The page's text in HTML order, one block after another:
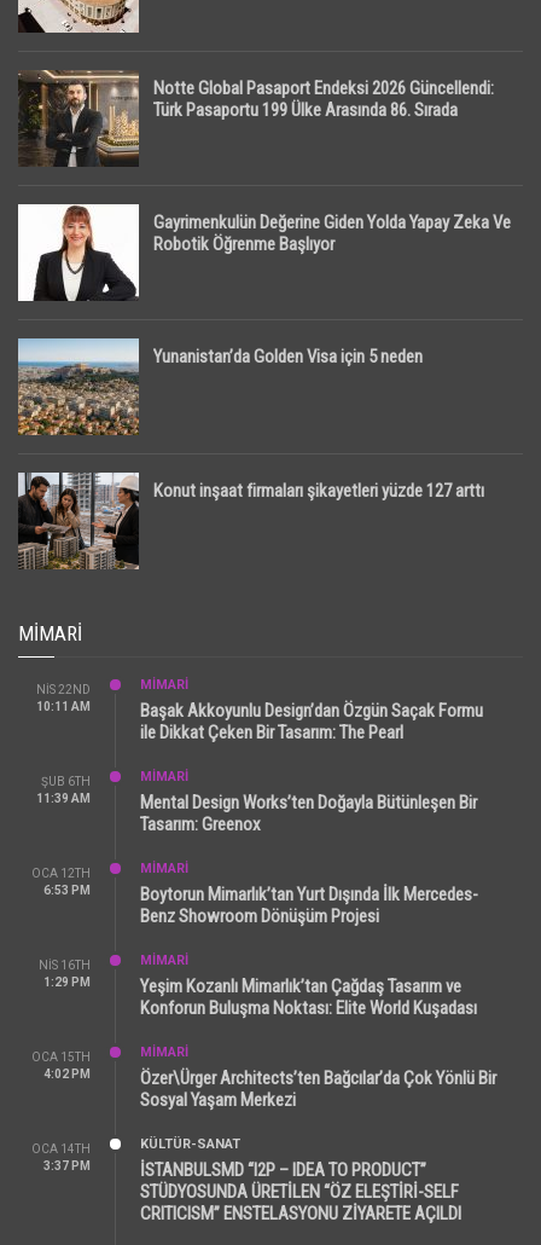
Notte Global Pasaport Endeksi 2026 Güncellendi:
Türk Pasaportu 199 Ülke Arasında 86. Sırada
Gayrimenkulün Değerine Giden Yolda Yapay Zeka Ve
Robotik Öğrenme Başlıyor
Yunanistan’da Golden Visa için 5 neden
Konut inşaat firmaları şikayetleri yüzde 127 arttı
MIMARI
NIS 22ND
10:11 AM
MİMARİ
Başak Akkoyunlu Design’dan Özgün Saçak Formu
ile Dikkat Çeken Bir Tasarım: The Pearl
ŞUB 6TH
11:39 AM
MİMARİ
Mental Design Works’ten Doğayla Bütünleşen Bir
Tasarım: Greenox
OCA 12TH
6:53 PM
MİMARİ
Boytorun Mimarlık’tan Yurt Dışında İlk Mercedes-
Benz Showroom Dönüşüm Projesi
NIS 16TH
1:29 PM
MİMARİ
Yeşim Kozanlı Mimarlık’tan Çağdaş Tasarım ve
Konforun Buluşma Noktası: Elite World Kuşadası
OCA 15TH
4:02 PM
MİMARİ
Özer\Ürger Architects’ten Bağcılar’da Çok Yönlü Bir
Sosyal Yaşam Merkezi
OCA 14TH
3:37 PM
KÜLTÜR-SANAT
İSTANBULSMD “I2P – IDEA TO PRODUCT”
STÜDYOSUNDA ÜRETİLEN “ÖZ ELEŞTİRİ-SELF
CRITICISM” ENSTELASYONU ZİYARETE AÇILDI